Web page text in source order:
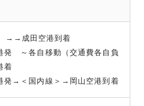
→→成田空港到着
発 ～各自移動（交通費各自負
着
発→＜国内線＞→岡山空港到着